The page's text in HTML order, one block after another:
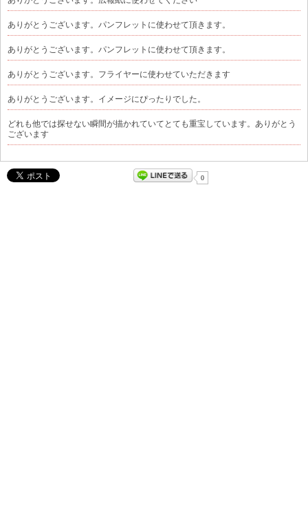
ありがとうございます。パンフレットに使わせて頂きます。
ありがとうございます。パンフレットに使わせて頂きます。
ありがとうございます。フライヤーに使わせていただきます
ありがとうございます。イメージにぴったりでした。
どれも他では探せない瞬間が描かれていてとても重宝しています。ありがとう
ございます
0